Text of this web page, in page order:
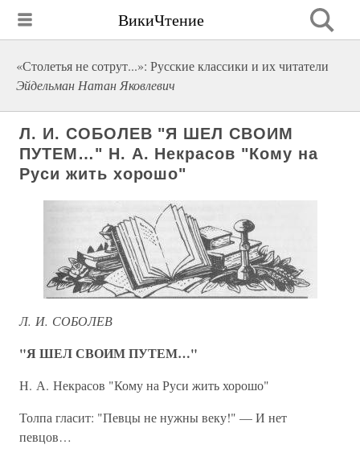
ВикиЧтение
«Столетья не сотрут...»: Русские классики и их читатели
Эйдельман Натан Яковлевич
Л. И. СОБОЛЕВ "Я ШЕЛ СВОИМ
ПУТЕМ…" Н. А. Некрасов "Кому на
Руси жить хорошо"
Л. И. СОБОЛЕВ
"Я ШЕЛ СВОИМ ПУТЕМ…"
Н. А. Некрасов "Кому на Руси жить хорошо"
Толпа гласит: "Певцы не нужны веку!" — И нет
певцов…